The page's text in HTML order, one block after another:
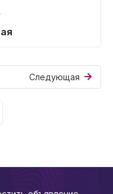
Следующая